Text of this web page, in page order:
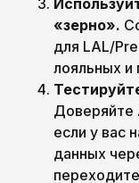
«зерно».
для LAL/
лояльных и
Доверяйте
если у вас
данных